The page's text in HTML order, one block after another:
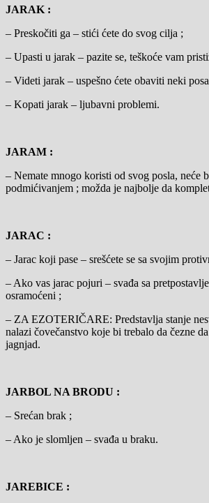
JARAK :
– Preskočiti ga – stići ćete do svog cilja ;
– Upasti u jarak – pazite se, teškoće vam
– Videti jarak – uspešno ćete obaviti neki
– Kopati jarak – ljubavni problemi.
JARAM :
– Nemate mnogo koristi od svog posla, neće
podmićivanjem ; možda je najbolje da
JARAC :
– Jarac koji pase – srešćete se sa svojim
– Ako vas jarac pojuri – svađa sa
osramoćeni ;
– ZA EZOTERIČARE: Predstavlja stanje
nalazi čovečanstvo koje bi trebalo da čezne da
jagnjad.
JARBOL NA BRODU :
– Srećan brak ;
– Ako je slomljen – svađa u braku.
JAREBICE :